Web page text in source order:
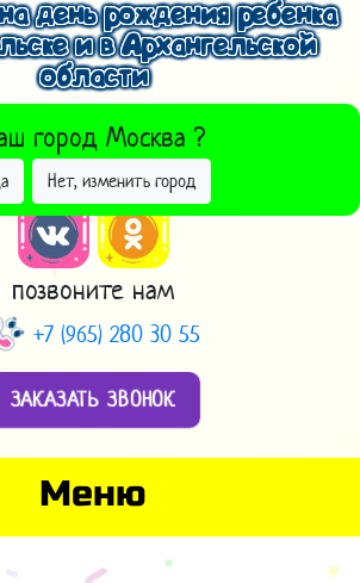
день рождения ребенка
и в Архангельской
области
город Москва ?
Нет, изменить город
ДРУГОЙ ГОРОД
позвоните нам
+7 (965) 280 30 55
ЗАКАЗАТЬ ЗВОНОК
Меню